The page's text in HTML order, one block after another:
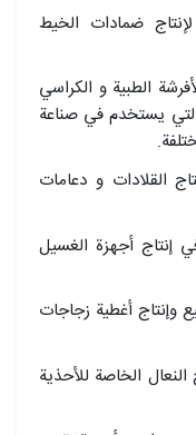
ضمادات الخیط
الطبية و الكراسي
التي يستخدم في صناعة
القلادات و دعامات
إنتاج أجهزة الغسيل
وإنتاج أغطية زجاجات
الخاصة للأحذية